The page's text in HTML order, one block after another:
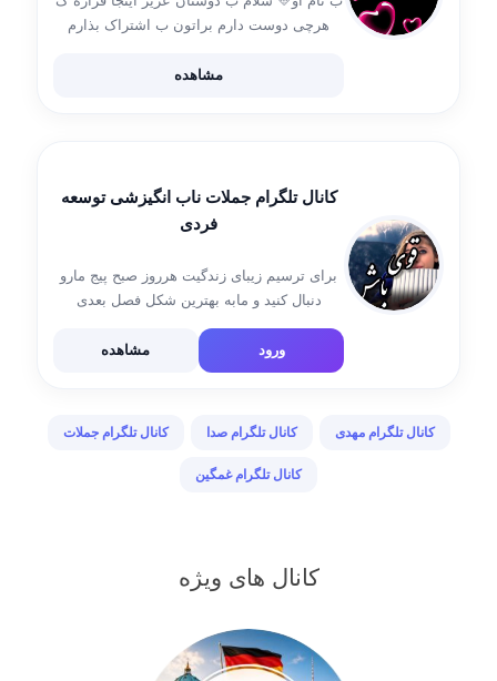
هرچی دوست دارم براتون ب اشتراک بذارم
لذت ببرید😍
مشاهده
کانال تلگرام جملات ناب انگیزشی توسعه
فردی
برای ترسیم زیبای زندگیت هرروز صبح پیج مارو
دنبال کنید و مابه بهترین شکل فصل بعدی
سر بزنین و ما رو تو اینستاگرام فالو داشته
باشین جهت […]
ورود مشاهده
کانال تلگرام مهدی کانال تلگرام صدا کانال تلگرام جملات
کانال تلگرام غمگین
کانال های ویژه